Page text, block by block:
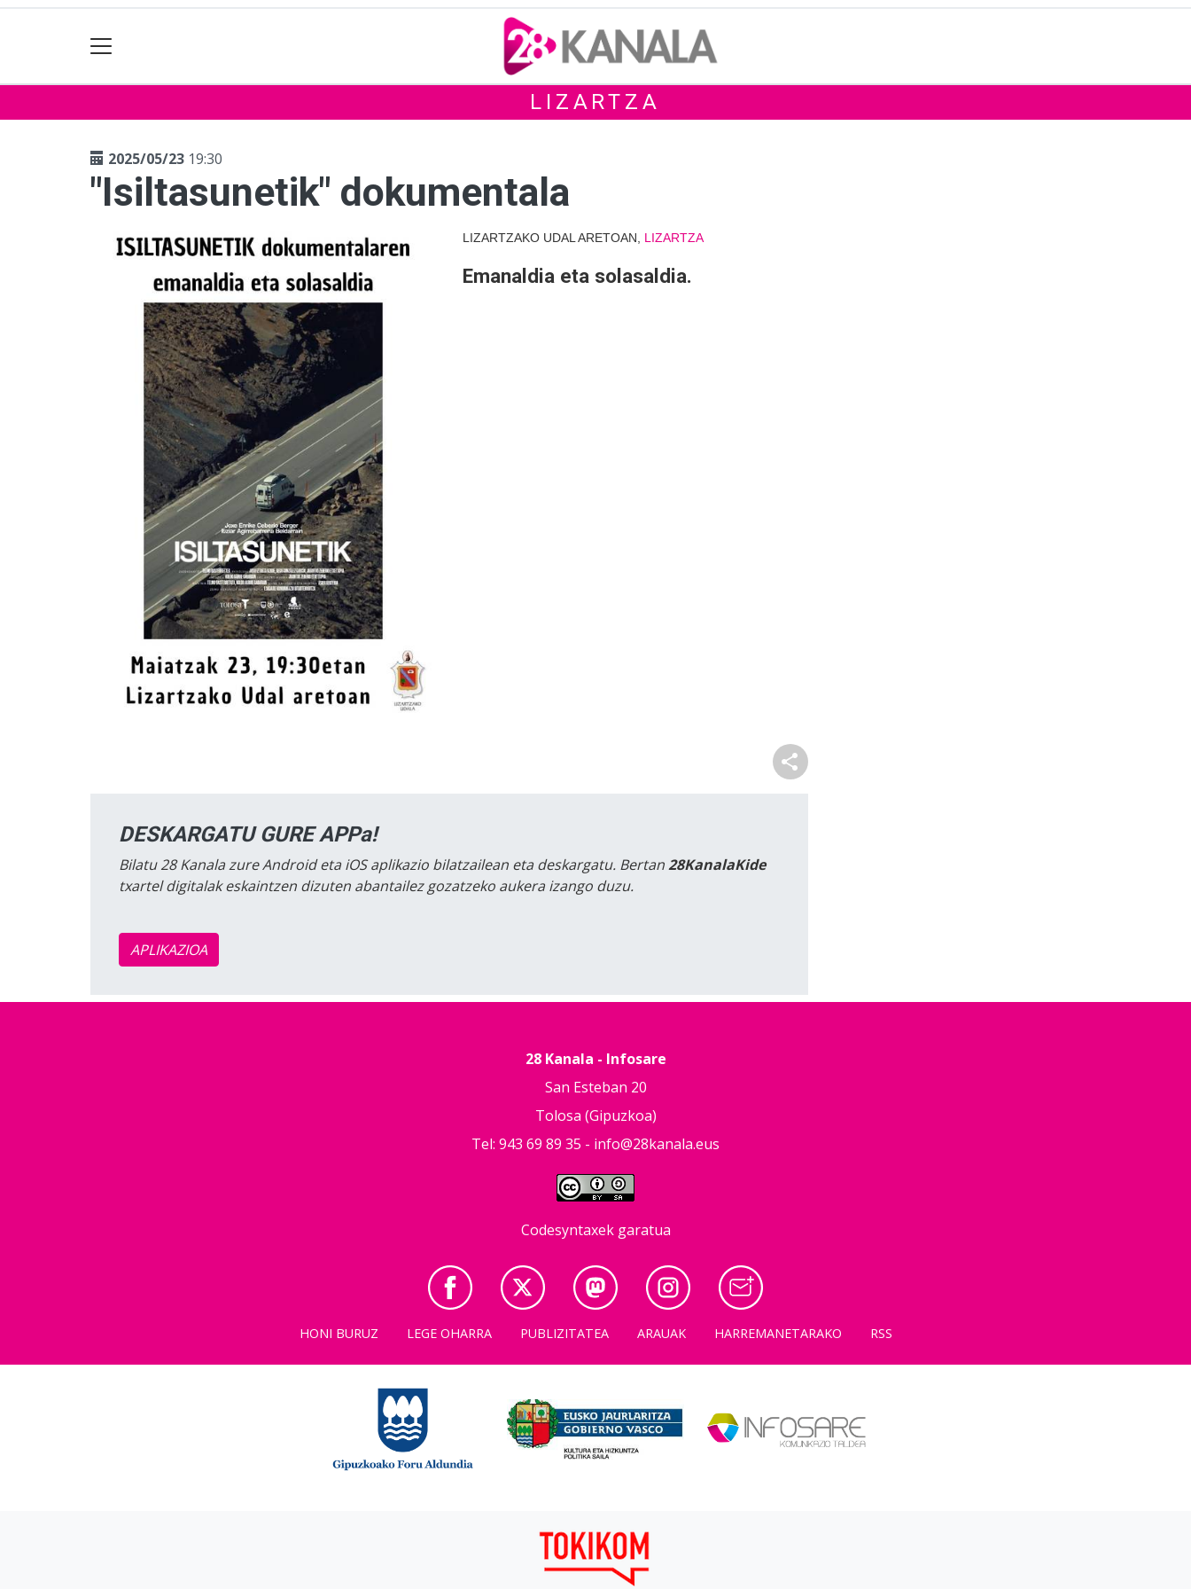
LIZARTZA
2025/05/23 19:30
"Isiltasunetik" dokumentala
LIZARTZAKO UDAL ARETOAN, LIZARTZA
Emanaldia eta solasaldia.
DESKARGATU GURE APPa!
Bilatu 28 Kanala zure Android eta iOS aplikazio bilatzailean eta deskargatu. Bertan28KanalaKide
txartel digitalak eskaintzen dizuten abantailez gozatzeko aukera izango duzu.
APLIKAZIOA
28 Kanala - Infosare
San Esteban 20
Tolosa (Gipuzkoa)
Tel: 943 69 89 35 - info@28kanala.eus
Codesyntaxek garatua
HONI BURUZ LEGE OHARRA PUBLIZITATEA ARAUAK HARREMANETARAKO RSS